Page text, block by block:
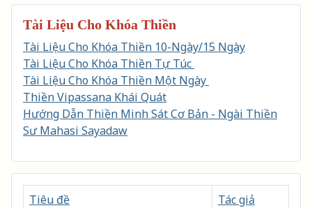
Tài Liệu Cho Khóa Thiền
Tài Liệu Cho Khóa Thiền 10-Ngày/15 Ngày
Tài Liệu Cho Khóa Thiền Tự Túc
Tài Liệu Cho Khóa Thiền Một Ngày
Thiền Vipassana Khái Quát
Hướng Dẫn Thiền Minh Sát Cơ Bản - Ngài Thiền
Sư Mahasi Sayadaw
Tiêu đề
Tác giả